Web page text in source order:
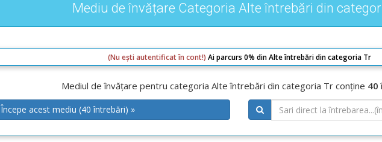
Mediu de învățare Categoria Alte întrebări din
(Nu ești autentificat în cont!) Ai parcurs 0% din Alte întrebări din categoria Tr
Mediul de învățare pentru categoria Alte întrebări din categoria Tr conține 40
Începe acest mediu (40 întrebări) »